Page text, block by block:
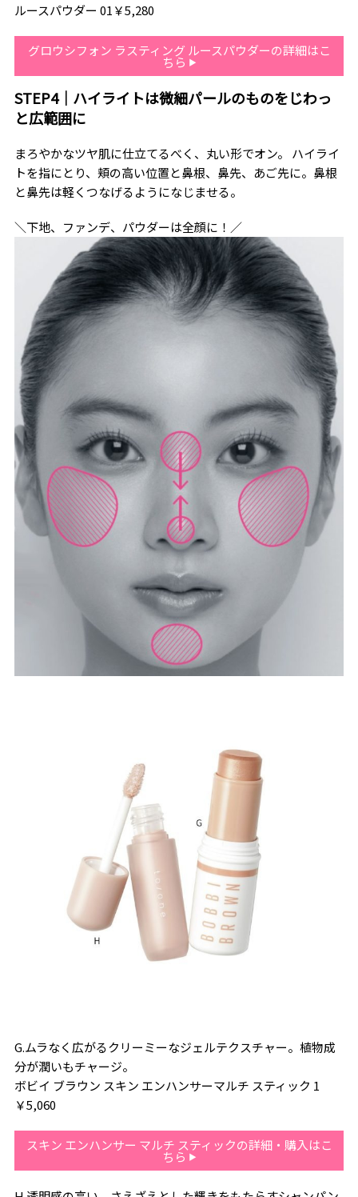
ルースパウダー 01￥5,280
グロウシフォン ラスティング ルースパウダーの詳細はこ
ちら
STEP4｜ハイライトは微細パールのものをじわっ
と広範囲に
まろやかなツヤ肌に仕立てるべく、丸い形でオン。 ハイライ
トを指にとり、頬の高い位置と鼻根、鼻先、あご先に。鼻根
と鼻先は軽くつなげるようになじませる。
＼下地、ファンデ、パウダーは全顔に！／
G.ムラなく広がるクリーミーなジェルテクスチャー。植物成
分が潤いもチャージ。
ボビイ ブラウン スキン エンハンサーマルチ スティック 1
￥5,060
スキン エンハンサー マルチ スティックの詳細・購入はこ
ちら